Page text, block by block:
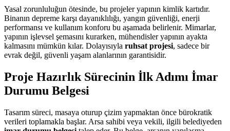
Yasal zorunluluğun ötesinde, bu projeler yapının kimlik kartıdır.
Binanın depreme karşı dayanıklılığı, yangın güvenliği, enerji
performansı ve kullanım konforu bu aşamada belirlenir. Mimarlar,
yapının işlevsel şemasını kurarken, mühendisler yapının ayakta
kalmasını mümkün kılar. Dolayısıyla ruhsat projesi, sadece bir
evrak değil, güvenli yaşam alanlarının garantisidir.
Proje Hazırlık Sürecinin İlk Adımı İmar
Durumu Belgesi
Tasarım süreci, masaya oturup çizim yapmaktan önce bürokratik
verileri toplamakla başlar. Arsa sahibi veya vekili, ilgili belediyeden